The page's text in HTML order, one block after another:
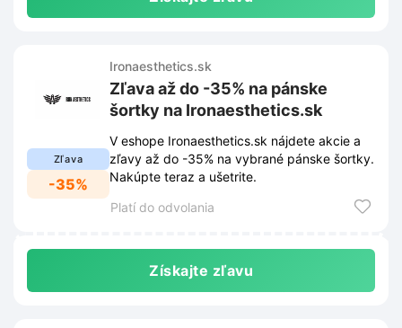
Zľava
-35%
Ironaesthetics.sk
Zľava až do -35% na pánske
šortky na Ironaesthetics.sk
V eshope Ironaesthetics.sk nájdete akcie a
zľavy až do -35% na vybrané pánske šortky.
Nakúpte teraz a ušetrite.
Platí do odvolania
Získajte zľavu